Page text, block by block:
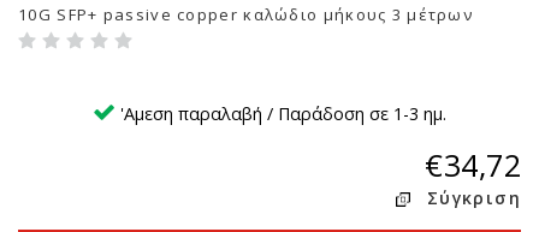
10G SFP+ passive copper καλώδιο μήκους 3 μέτρων
'Αμεση παραλαβή / Παράδοση σε 1-3 ημ.
€34,72
Σύγκριση